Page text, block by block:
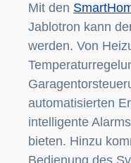
Mit den
Jablotron kann
werden. Von
automatisierten
intelligente
bieten. Hinzu